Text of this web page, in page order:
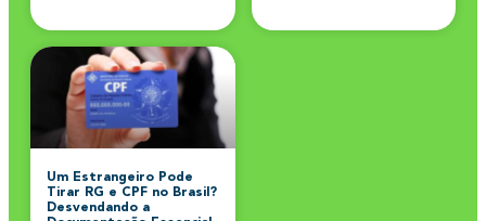
Um Estrangeiro Pode
Tirar RG e CPF no Brasil?
Desvendando a